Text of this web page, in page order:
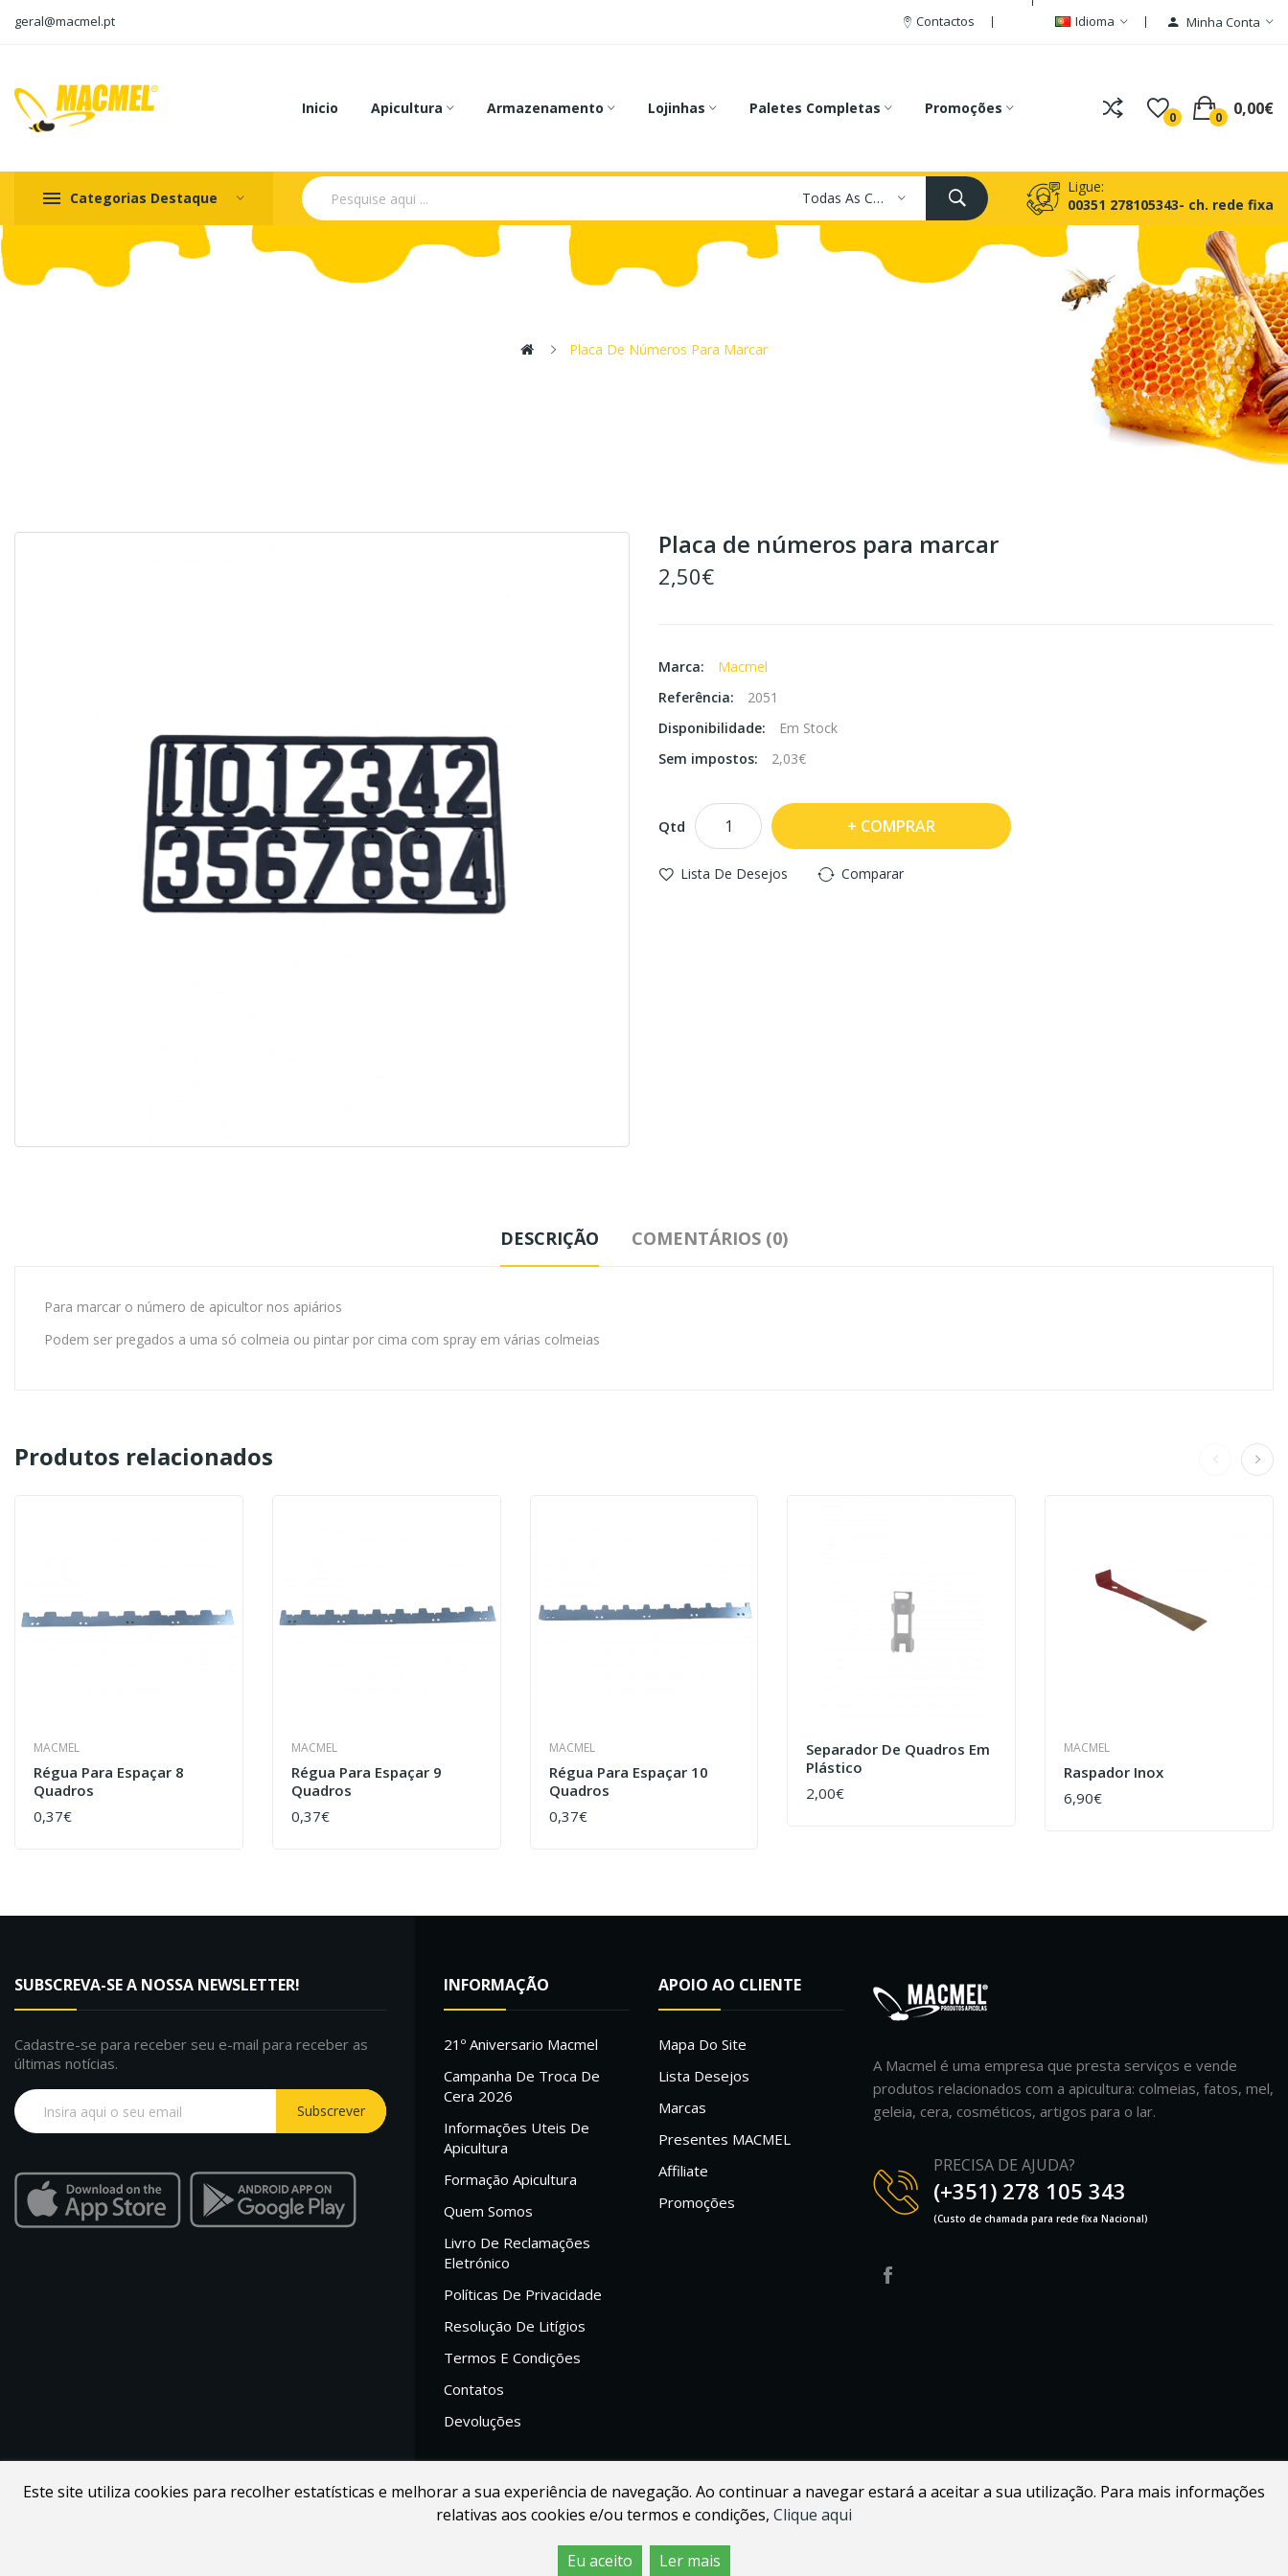
geral@macmel.pt Contactos Idioma Minha Conta
Inicio Apicultura Armazenamento Lojinhas Paletes Completas Promoções
0 0 0,00€
Categorias Destaque Todas As Categorias
Ligue:
00351 278105343- ch. rede fixa
Placa De Números Para Marcar
Placa de números para marcar
2,50€
Marca:
Macmel
Referência:
2051
Disponibilidade:
Em Stock
Sem impostos:
2,03€
Qtd COMPRAR
Lista De Desejos Comparar
DESCRIÇÃO COMENTÁRIOS (0)
Para marcar o número de apicultor nos apiários
Podem ser pregados a uma só colmeia ou pintar por cima com spray em várias colmeias
Este site utiliza cookies para recolher estatísticas e melhorar a sua experiência de navegação. Ao continuar a navegar estará a aceitar a sua utilização. Para mais informações
relativas aos cookies e/ou termos e condições, Clique aqui
Eu aceito Ler mais
Produtos relacionados
MACMEL
Régua Para Espaçar 8
Quadros
0,37€
COMPRAR
MACMEL
Régua Para Espaçar 9
Quadros
0,37€
COMPRAR
MACMEL
Régua Para Espaçar 10
Quadros
0,37€
COMPRAR
Separador De Quadros Em
Plástico
2,00€
COMPRAR
MACMEL
Raspador Inox
6,90€
COMPRAR
SUBSCREVA-SE A NOSSA NEWSLETTER!
Cadastre-se para receber seu e-mail para receber as
últimas notícias.
Subscrever
INFORMAÇÃO
21º Aniversario Macmel
Campanha De Troca De
Cera 2026
Informações Uteis De
Apicultura
Formação Apicultura
Quem Somos
Livro De Reclamações
Eletrónico
Políticas De Privacidade
Resolução De Litígios
Termos E Condições
Contatos
Devoluções
APOIO AO CLIENTE
Mapa Do Site
Lista Desejos
Marcas
Presentes MACMEL
Affiliate
Promoções
A Macmel é uma empresa que presta serviços e vende
produtos relacionados com a apicultura: colmeias, fatos, mel,
geleia, cera, cosméticos, artigos para o lar.
PRECISA DE AJUDA?
(+351) 278 105 343
(Custo de chamada para rede fixa Nacional)
Desenvolvido porWebdouro . Loja Online para Apicultores |